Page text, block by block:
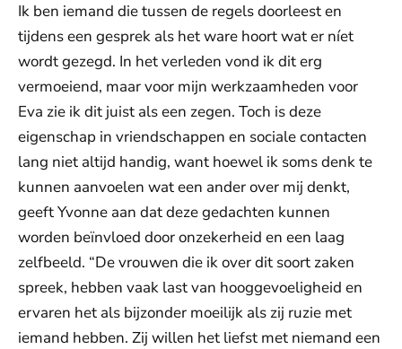
Ik ben iemand die tussen de regels doorleest en
tijdens een gesprek als het ware hoort wat er níet
wordt gezegd. In het verleden vond ik dit erg
vermoeiend, maar voor mijn werkzaamheden voor
Eva zie ik dit juist als een zegen. Toch is deze
eigenschap in vriendschappen en sociale contacten
lang niet altijd handig, want hoewel ik soms denk te
kunnen aanvoelen wat een ander over mij denkt,
geeft Yvonne aan dat deze gedachten kunnen
worden beïnvloed door onzekerheid en een laag
zelfbeeld. “De vrouwen die ik over dit soort zaken
spreek, hebben vaak last van hooggevoeligheid en
ervaren het als bijzonder moeilijk als zij ruzie met
iemand hebben. Zij willen het liefst met niemand een